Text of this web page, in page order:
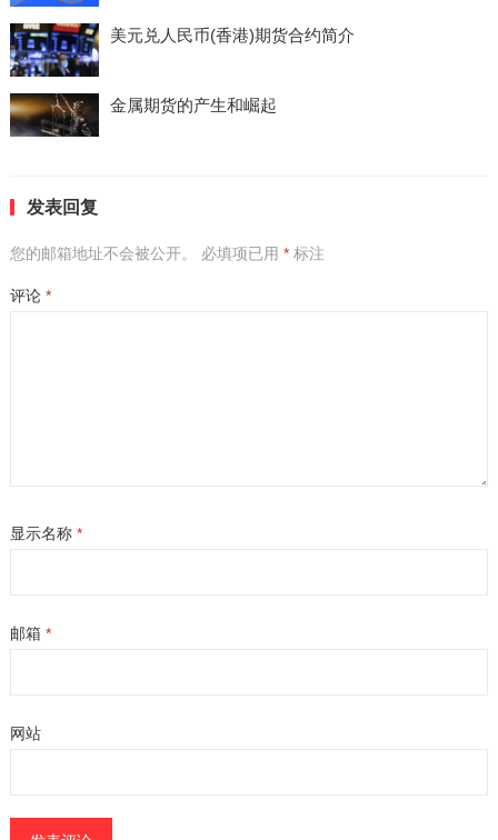
美元兑人民币(香港)期货合约简介
金属期货的产生和崛起
发表回复
您的邮箱地址不会被公开。 必填项已用 *标注
评论 *
显示名称 *
邮箱 *
网站